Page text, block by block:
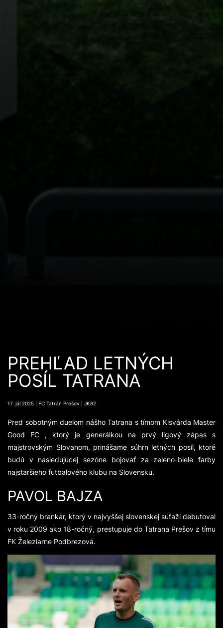
PREHĽAD LETNÝCH
POSÍL TATRANA
17. júl 2025 | FC Tatran Prešov | JK82
Pred sobotným duelom nášho Tatrana s tímom Kisvárda Master
Good FC , ktorý je generálkou na prvý ligový zápas s
majstrovským Slovanom, prinášame súhrn letných posíl, ktoré
budú v nasledujúcej sezóne bojovať za zeleno-biele farby
najstaršieho futbalového klubu na Slovensku.
PAVOL BAJZA
33-ročný brankár, ktorý v najvyššej slovenskej súťaži debutoval
v roku 2009 ako 18-ročný, prestupuje do Tatrana Prešov z tímu
FK Železiarne Podbrezová.